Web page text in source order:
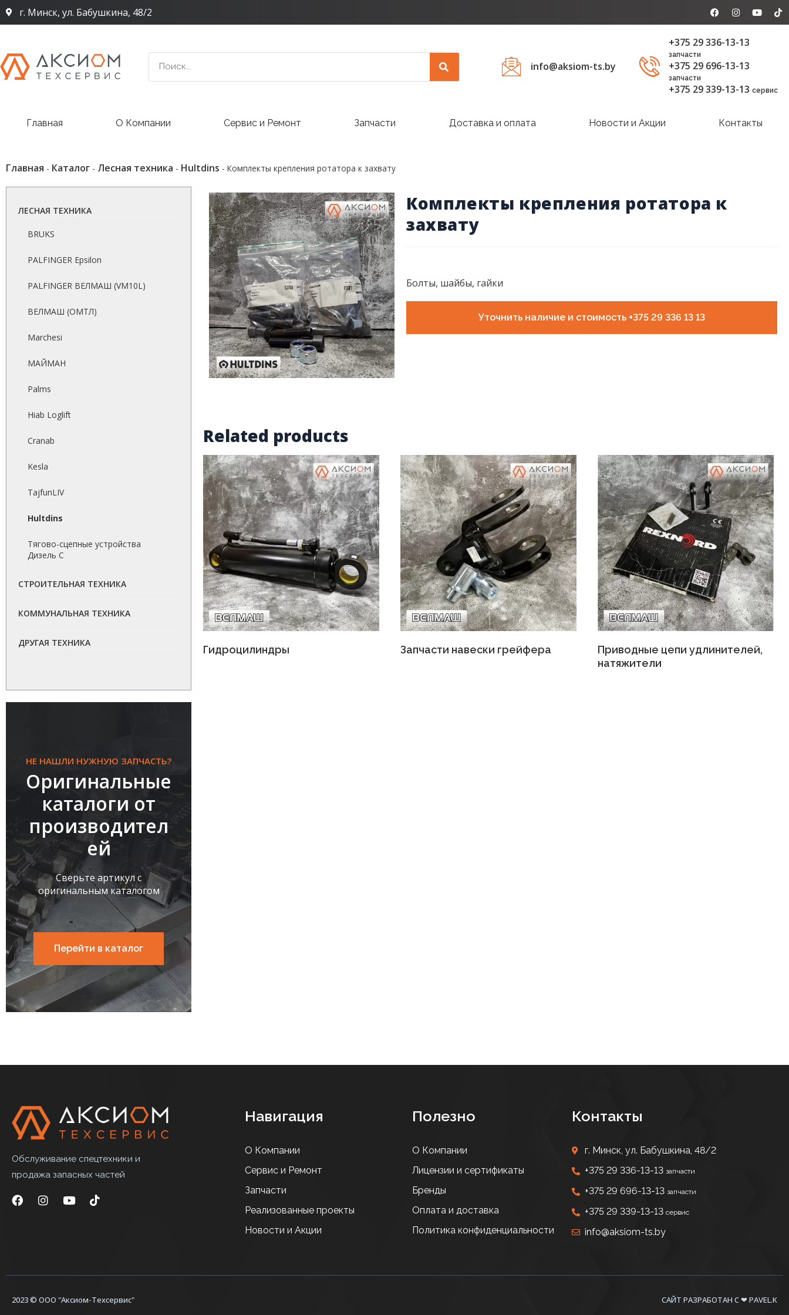
г. Минск, ул. Бабушкина, 48/2
info@aksiom-ts.by
+375 29 336-13-13
запчасти
+375 29 696-13-13
запчасти
+375 29 339-13-13 сервис
Главная О Компании Сервис и Ремонт Запчасти Доставка и оплата Новости и Акции Контакты
Главная - Каталог - Лесная техника - Hultdins - Комплекты крепления ротатора к захвату
ЛЕСНАЯ ТЕХНИКА
BRUKS
PALFINGER Epsilon
PALFINGER ВЕЛМАШ (VM10L)
ВЕЛМАШ (ОМТЛ)
Marchesi
МАЙМАН
Palms
Hiab Loglift
Cranab
Kesla
TajfunLIV
Hultdins
Тягово-сцепные устройства
Дизель С
СТРОИТЕЛЬНАЯ ТЕХНИКА
КОММУНАЛЬНАЯ ТЕХНИКА
ДРУГАЯ ТЕХНИКА
НЕ НАШЛИ НУЖНУЮ ЗАПЧАСТЬ?
Оригинальные
каталоги от
производител
ей
Сверьте артикул с
оригинальным каталогом
Перейти в каталог
Комплекты крепления ротатора к
захвату
Болты, шайбы, гайки
Уточнить наличие и стоимость +375 29 336 13 13
Related products
Гидроцилиндры Запчасти навески грейфера
Приводные цепи удлинителей,
натяжители
Обслуживание спецтехники и
продажа запасных частей
Навигация
О Компании
Сервис и Ремонт
Запчасти
Реализованные проекты
Новости и Акции
Полезно
О Компании
Лицензии и сертификаты
Бренды
Оплата и доставка
Политика конфиденциальности
Контакты
г. Минск, ул. Бабушкина, 48/2
+375 29 336-13-13запчасти
+375 29 696-13-13запчасти
+375 29 339-13-13сервис
info@aksiom-ts.by
2023 © ООО "Аксиом-Техсервис" САЙТ РАЗРАБОТАН C ❤ PAVEL.K